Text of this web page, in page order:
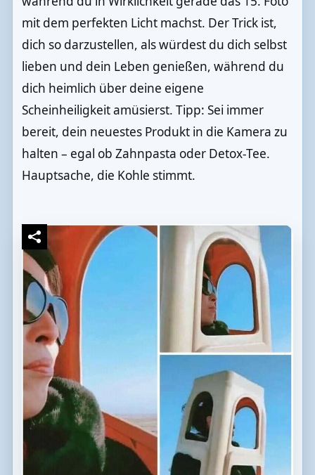
mit dem perfekten Licht machst. Der Trick ist,
dich so darzustellen, als würdest du dich selbst
lieben und dein Leben genießen, während du
dich heimlich über deine eigene
Scheinheiligkeit amüsierst. Tipp: Sei immer
bereit, dein neuestes Produkt in die Kamera zu
halten – egal ob Zahnpasta oder Detox-Tee.
Hauptsache, die Kohle stimmt.